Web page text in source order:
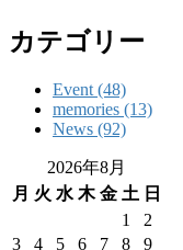
カテゴリー
Event (48)
memories (13)
News (92)
2026年8月
月 火 水 木 金 土 日
1
2
3
4 5 6 7 8
9